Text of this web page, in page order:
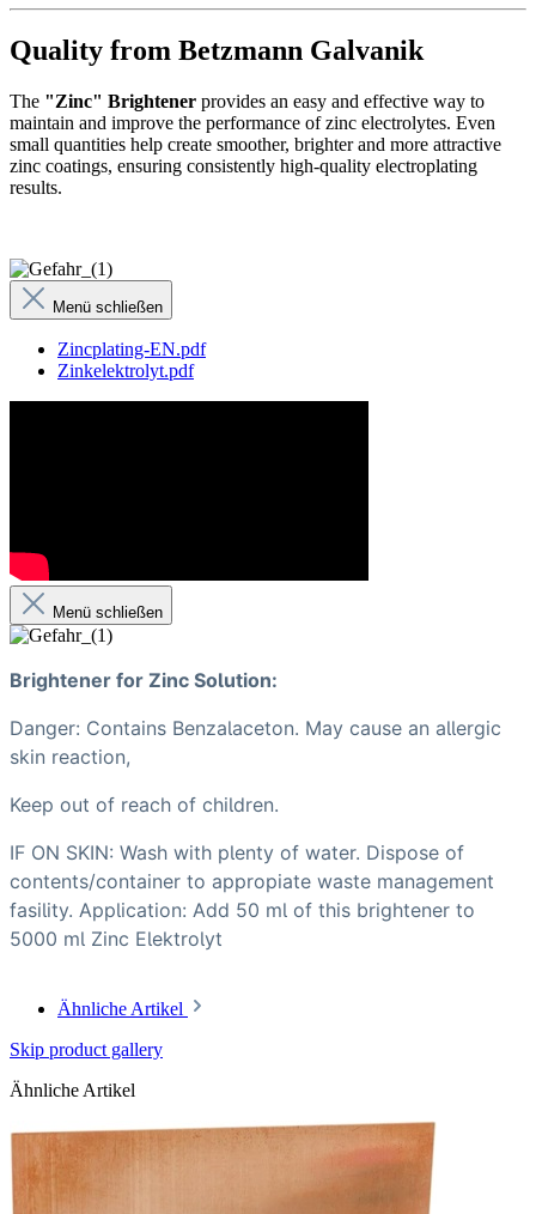
Quality from Betzmann Galvanik
The "Zinc" Brightener provides an easy and effective way to
maintain and improve the performance of zinc electrolytes. Even
small quantities help create smoother, brighter and more attractive
zinc coatings, ensuring consistently high-quality electroplating
results.
Menü schließen
Zincplating-EN.pdf
Zinkelektrolyt.pdf
Menü schließen
Brightener for Zinc Solution:
Danger: Contains Benzalaceton. May cause an allergic
skin reaction,
Keep out of reach of children.
IF ON SKIN: Wash with plenty of water. Dispose of
contents/container to appropiate waste management
fasility. Application: Add 50 ml of this brightener to
5000 ml Zinc Elektrolyt
Ähnliche Artikel
Skip product gallery
Ähnliche Artikel